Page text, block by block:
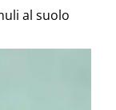
al suolo